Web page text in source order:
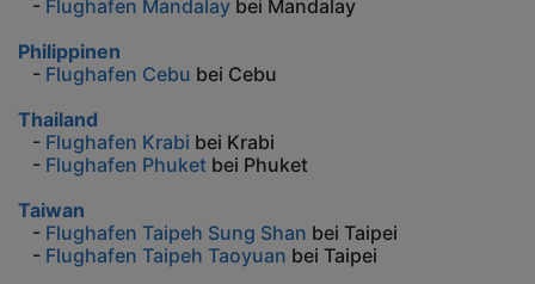
- Flughafen Mandalay bei Mandalay
Philippinen
- Flughafen Cebu bei Cebu
Thailand
- Flughafen Krabi bei Krabi
- Flughafen Phuket bei Phuket
Taiwan
- Flughafen Taipeh Sung Shan bei Taipei
- Flughafen Taipeh Taoyuan bei Taipei